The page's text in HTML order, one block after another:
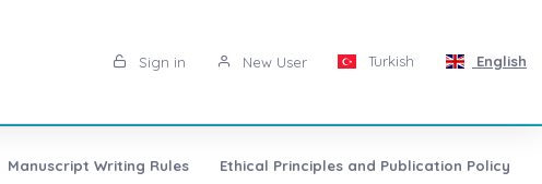
Sign in New User Turkish English
Manuscript Writing Rules Ethical Principles and Publication Policy